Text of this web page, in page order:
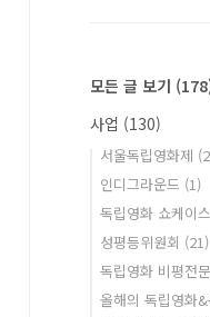
모든 글 보기
사업 (130)
서울독립영화제
인디그라운드 (1)
독립영화 쇼케이스
성평등위원회 (21)
독립영화 비평전
올해의 독립영화